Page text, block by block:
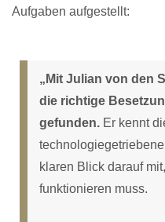
Aufgaben aufgestellt:
„Mit Julian von den
die richtige
gefunden. Er kennt
klaren Blick darauf
funktionieren muss.